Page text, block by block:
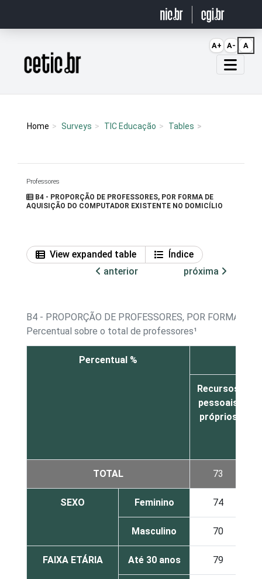
Página inicial
Home Surveys TIC Educação Tables
Professores
B4 - PROPORÇÃO DE PROFESSORES, POR FORMA DE
AQUISIÇÃO DO COMPUTADOR EXISTENTE NO DOMICÍLIO
View expanded table
Índice
anterior
próxima
B4 - PROPORÇÃO DE PROFESSORES, POR FORMA
Percentual sobre o total de professores¹
Percentual %
Recursos
pessoais
próprios
TOTAL 73
SEXO Feminino 74
Masculino 70
FAIXA ETÁRIA Até 30 anos 79
A+ A- A